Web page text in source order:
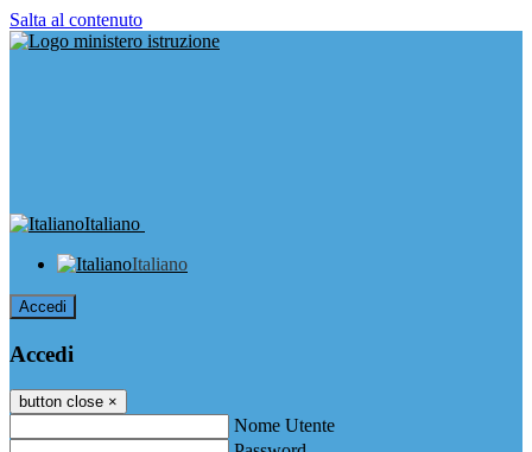
Salta al contenuto
Italiano
Italiano
Accedi
Accedi
button close ×
Nome Utente